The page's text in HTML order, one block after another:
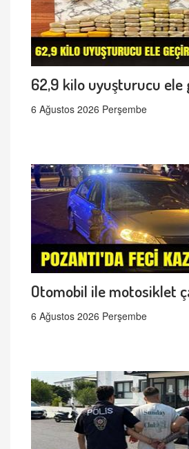
62,9 kilo uyuşturucu ele
6 Ağustos 2026 Perşembe
Otomobil ile motosiklet
6 Ağustos 2026 Perşembe